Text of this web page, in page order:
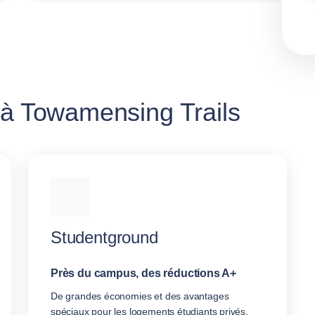
Towamensing Trails
Studentground
Près du campus, des réductions A+
De grandes économies et des avantages
spéciaux pour les logements étudiants privés.